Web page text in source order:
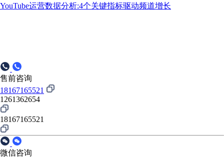
YouTube运营数据分析:4个关键指标驱动频道增长
售前咨询
18167165521
1261362654
18167165521
微信咨询